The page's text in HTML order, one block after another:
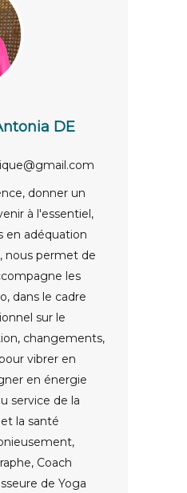
DE
donner un
à l'essentiel,
en adéquation
nous permet de
les
dans le cadre
sur le
changements,
vibrer en
en énergie
service de la
la santé
Coach
de Yoga